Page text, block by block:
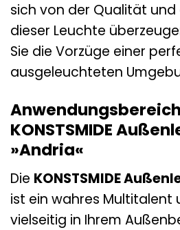
sich von der Qualität und
dieser Leuchte
Sie die Vorzüge einer
ausgeleuchteten
KONSTSMIDE
»Andria«
Die KONSTSMIDE
ist ein wahres Multitalent
vielseitig in Ihrem